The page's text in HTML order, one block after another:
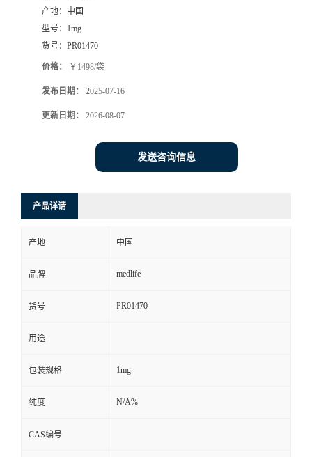
产地： 中国
型号： 1mg
货号： PR01470
价格： ￥1498/袋
发布日期： 2025-07-16
更新日期： 2026-08-07
发送咨询信息
产品详请
产地 中国
品牌 medlife
货号 PR01470
用途
包装规格 1mg
纯度 N/A%
CAS编号